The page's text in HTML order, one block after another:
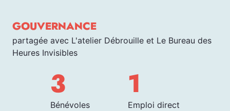
GOUVERNANCE
partagée avec L'atelier Débrouille et Le Bureau des
Heures Invisibles
3
Bénévoles
1
Emploi direct